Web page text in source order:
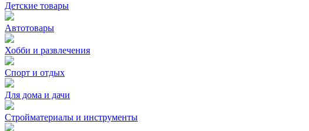
Детские товары
Автотовары
Хобби и развлечения
Спорт и отдых
Для дома и дачи
Стройматериалы и инструменты